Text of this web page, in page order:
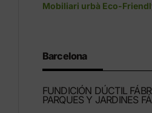
Mobiliari urbà Eco-
Barcelona
FUNDICIÓN DÚCTIL
PARQUES Y JARDINES